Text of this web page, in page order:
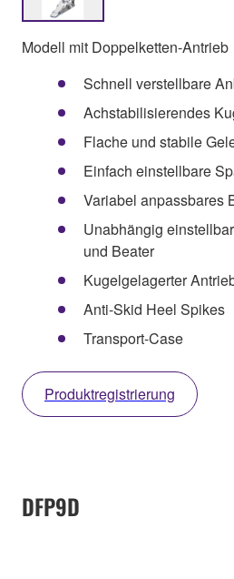
Modell mit Doppelketten-Antrieb
Schnell verstellbare
Achstabilisierendes
Flache und stabile
Einfach einstellbare
Variabel anpassbares
Unabhängig
und Beater
Kugelgelagerter
Anti-Skid Heel Spikes
Transport-Case
Produktregistrierung
DFP9D